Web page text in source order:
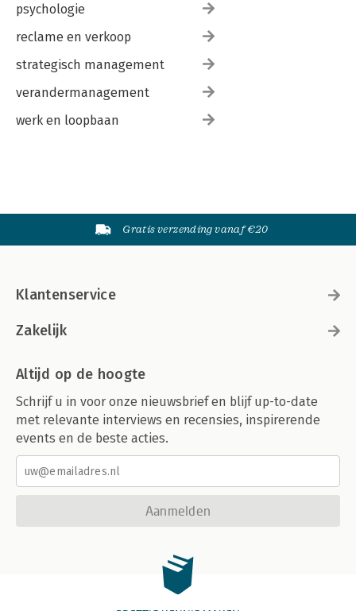
psychologie
reclame en verkoop
strategisch management
verandermanagement
werk en loopbaan
Gratis verzending vanaf €20
Klantenservice
Zakelijk
Altijd op de hoogte
Schrijf u in voor onze nieuwsbrief en blijf up-to-date
met relevante interviews en recensies, inspirerende
events en de beste acties.
Aanmelden